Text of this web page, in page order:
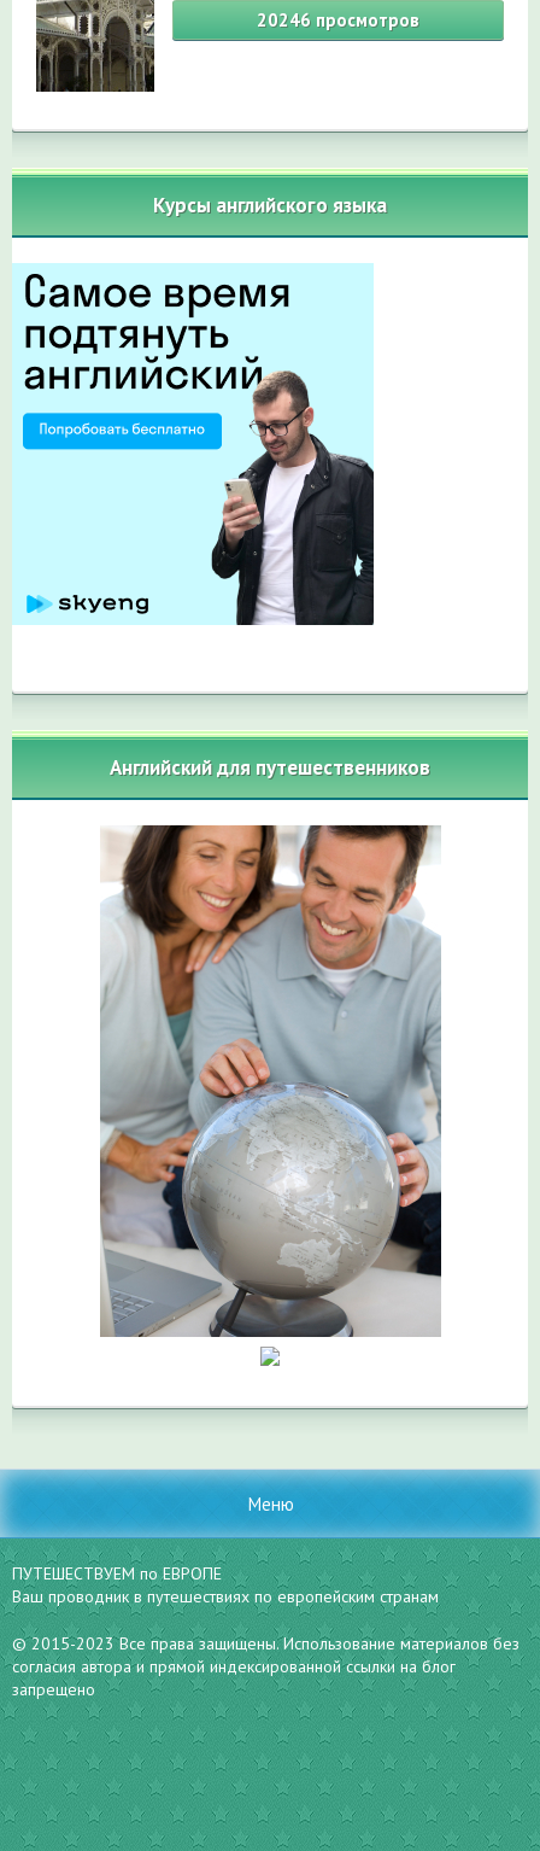
20246 просмотров
Курсы английского языка
Английский для путешественников
Меню
ПУТЕШЕСТВУЕМ по ЕВРОПЕ
Ваш проводник в путешествиях по европейским странам
© 2015-2023 Все права защищены. Использование материалов без
согласия автора и прямой индексированной ссылки на блог
запрещено